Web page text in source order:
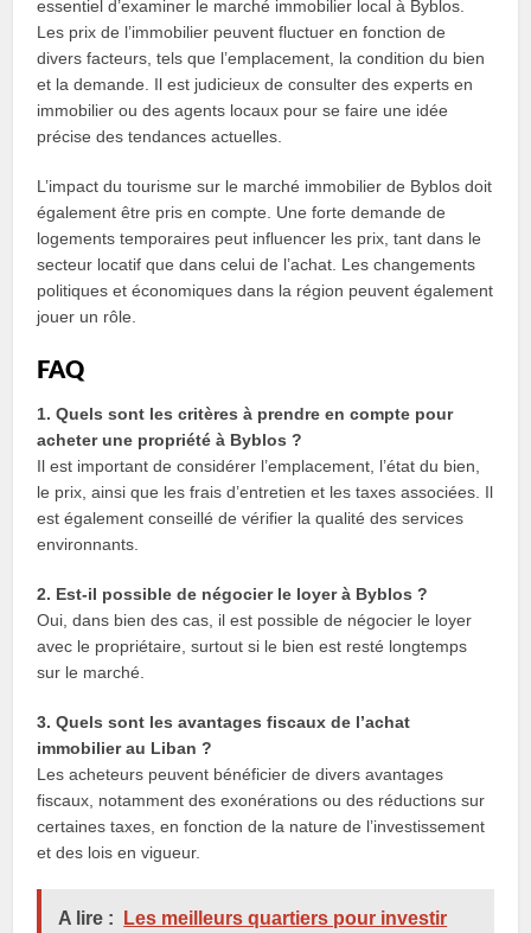
essentiel d’examiner le marché immobilier local à Byblos.
Les prix de l’immobilier peuvent fluctuer en fonction de
divers facteurs, tels que l’emplacement, la condition du bien
et la demande. Il est judicieux de consulter des experts en
immobilier ou des agents locaux pour se faire une idée
précise des tendances actuelles.
L’impact du tourisme sur le marché immobilier de Byblos doit
également être pris en compte. Une forte demande de
logements temporaires peut influencer les prix, tant dans le
secteur locatif que dans celui de l’achat. Les changements
politiques et économiques dans la région peuvent également
jouer un rôle.
FAQ
1. Quels sont les critères à prendre en compte pour
acheter une propriété à Byblos ?
Il est important de considérer l’emplacement, l’état du bien,
le prix, ainsi que les frais d’entretien et les taxes associées. Il
est également conseillé de vérifier la qualité des services
environnants.
2. Est-il possible de négocier le loyer à Byblos ?
Oui, dans bien des cas, il est possible de négocier le loyer
avec le propriétaire, surtout si le bien est resté longtemps
sur le marché.
3. Quels sont les avantages fiscaux de l’achat
immobilier au Liban ?
Les acheteurs peuvent bénéficier de divers avantages
fiscaux, notamment des exonérations ou des réductions sur
certaines taxes, en fonction de la nature de l’investissement
et des lois en vigueur.
A lire :
Les meilleurs quartiers pour investir